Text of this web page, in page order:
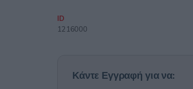
ID
1216000
Κάντε Εγγραφή για να: